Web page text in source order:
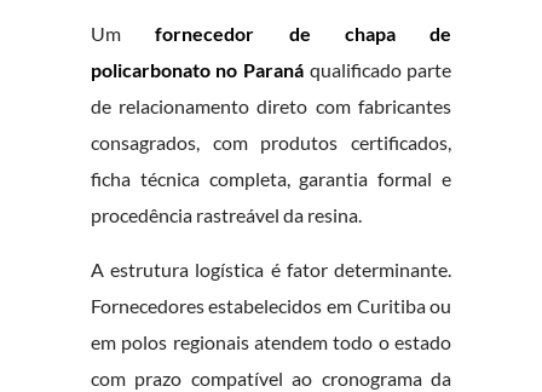
Umfornecedor de chapa de
policarbonato no Paraná qualificado parte
de relacionamento direto com fabricantes
consagrados, com produtos certificados,
ficha técnica completa, garantia formal e
procedência rastreável da resina.
A estrutura logística é fator determinante.
Fornecedores estabelecidos em Curitiba ou
em polos regionais atendem todo o estado
com prazo compatível ao cronograma da